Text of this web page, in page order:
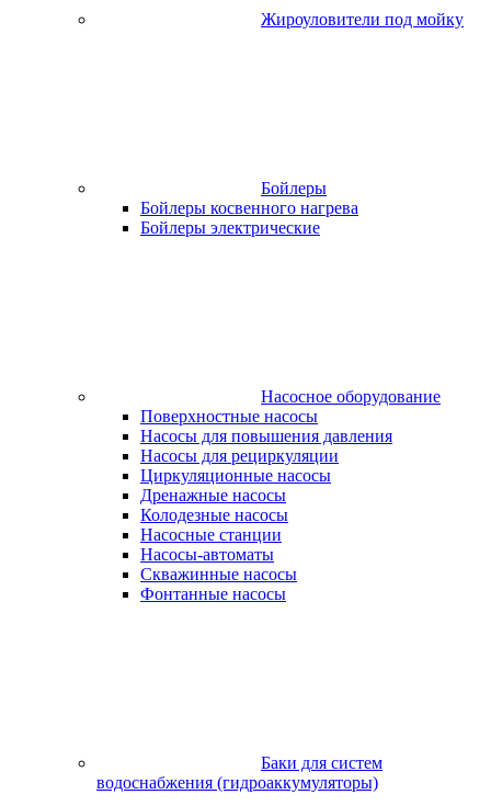
Жироуловители под мойку
Бойлеры
Бойлеры косвенного нагрева
Бойлеры электрические
Насосное оборудование
Поверхностные насосы
Насосы для повышения давления
Насосы для рециркуляции
Циркуляционные насосы
Дренажные насосы
Колодезные насосы
Насосные станции
Насосы-автоматы
Скважинные насосы
Фонтанные насосы
Баки для систем
водоснабжения (гидроаккумуляторы)